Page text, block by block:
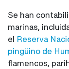
Se han
marinas,
el Reserva
pingüino de
flamencos,